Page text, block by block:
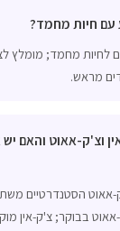
עם חיות מחמד?
לחיות מחמד; מומלץ
מראש.
וצ'ק-אאוט והאם
אאוט הסטנדרטיים
אאוט בבוקר; צ'ק-אין